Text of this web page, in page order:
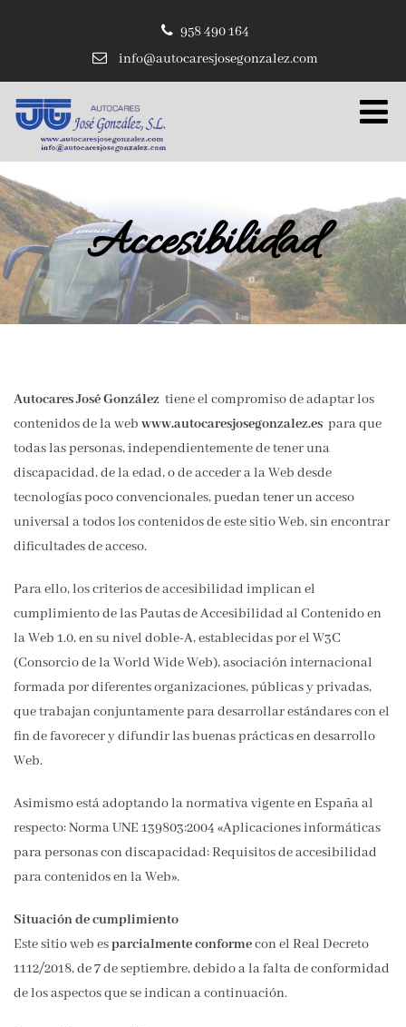
958 490 164
info@autocaresjosegonzalez.com
Accesibilidad
Autocares José González tiene el compromiso de adaptar los
contenidos de la web www.autocaresjosegonzalez.es para que
todas las personas, independientemente de tener una
discapacidad, de la edad, o de acceder a la Web desde
tecnologías poco convencionales, puedan tener un acceso
universal a todos los contenidos de este sitio Web, sin encontrar
dificultades de acceso.
Para ello, los criterios de accesibilidad implican el
cumplimiento de las Pautas de Accesibilidad al Contenido en
la Web 1.0, en su nivel doble-A, establecidas por el W3C
(Consorcio de la World Wide Web), asociación internacional
formada por diferentes organizaciones, públicas y privadas,
que trabajan conjuntamente para desarrollar estándares con el
fin de favorecer y difundir las buenas prácticas en desarrollo
Web.
Asimismo está adoptando la normativa vigente en España al
respecto: Norma UNE 139803:2004 «Aplicaciones informáticas
para personas con discapacidad: Requisitos de accesibilidad
para contenidos en la Web».
Situación de cumplimiento
Este sitio web esparcialmente conformecon el Real Decreto
1112/2018, de 7 de septiembre, debido a la falta de conformidad
de los aspectos que se indican a continuación.